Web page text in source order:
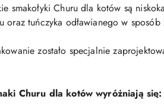
smakołyki Churu dla kotów są
oraz tuńczyka odławianego w
zostało specjalnie
Churu dla kotów wyróżniają się: